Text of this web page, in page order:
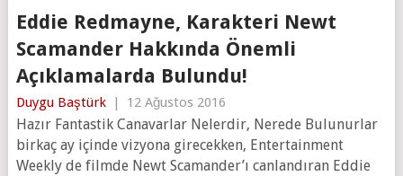
Eddie Redmayne, Karakteri Newt
Scamander Hakkında Önemli
Açıklamalarda Bulundu!
Duygu Baştürk | 12 Ağustos 2016
Hazır Fantastik Canavarlar Nelerdir, Nerede Bulunurlar
birkaç ay içinde vizyona girecekken, Entertainment
Weekly de filmde Newt Scamander’ı canlandıran Eddie